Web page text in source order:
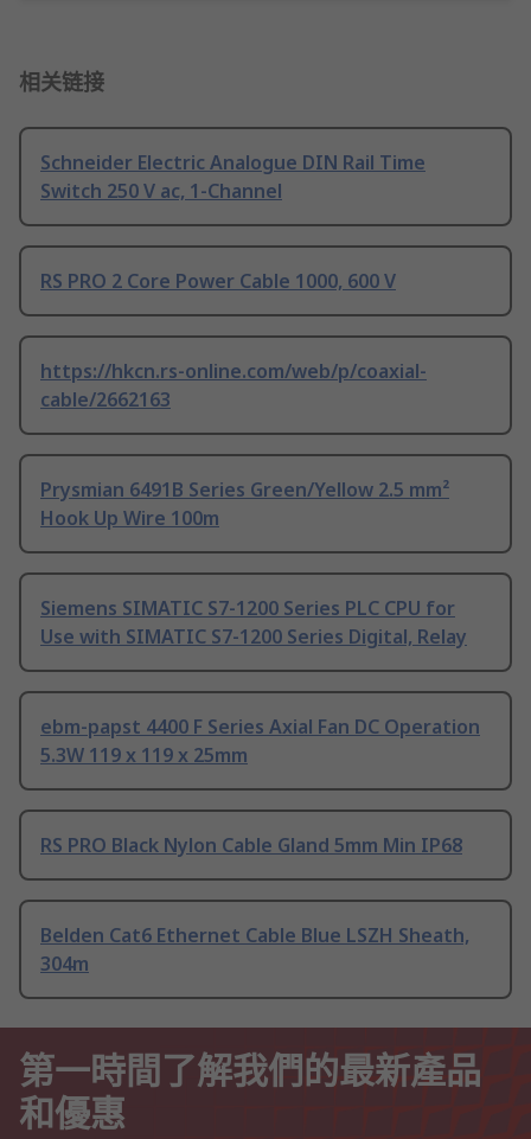
相关链接
Schneider Electric Analogue DIN Rail Time
Switch 250 V ac, 1-Channel
RS PRO 2 Core Power Cable 1000, 600 V
https://hkcn.rs-online.com/web/p/coaxial-
cable/2662163
Prysmian 6491B Series Green/Yellow 2.5 mm²
Hook Up Wire 100m
Siemens SIMATIC S7-1200 Series PLC CPU for
Use with SIMATIC S7-1200 Series Digital, Relay
ebm-papst 4400 F Series Axial Fan DC Operation
5.3W 119 x 119 x 25mm
RS PRO Black Nylon Cable Gland 5mm Min IP68
Belden Cat6 Ethernet Cable Blue LSZH Sheath,
304m
第一時間了解我們的最新產品
和優惠